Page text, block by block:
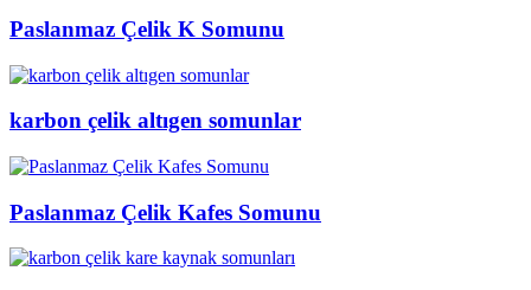
Paslanmaz Çelik K Somunu
karbon çelik altıgen somunlar
Paslanmaz Çelik Kafes Somunu